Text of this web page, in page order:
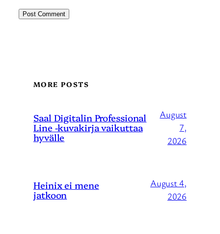
MORE POSTS
Saal Digitalin Professional
Line -kuvakirja vaikuttaa
hyvälle
August
7,
2026
Heinix ei mene
jatkoon
August 4,
2026